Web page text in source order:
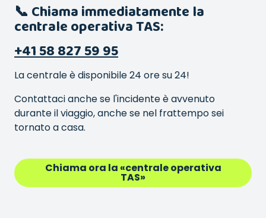
📞 Chiama immediatamente la
centrale operativa TAS:
+41 58 827 59 95
La centrale è disponibile 24 ore su 24!
Contattaci anche se l'incidente è avvenuto
durante il viaggio, anche se nel frattempo sei
tornato a casa.
Chiama ora la «centrale operativa
TAS»